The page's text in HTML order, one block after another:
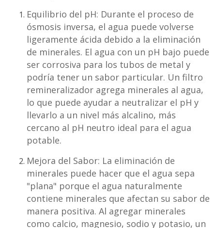
Equilibrio del pH: Durante el proceso de
ósmosis inversa, el agua puede volverse
ligeramente ácida debido a la eliminación
de minerales. El agua con un pH bajo puede
ser corrosiva para los tubos de metal y
podría tener un sabor particular. Un filtro
remineralizador agrega minerales al agua,
lo que puede ayudar a neutralizar el pH y
llevarlo a un nivel más alcalino, más
cercano al pH neutro ideal para el agua
potable.
Mejora del Sabor: La eliminación de
minerales puede hacer que el agua sepa
"plana" porque el agua naturalmente
contiene minerales que afectan su sabor de
manera positiva. Al agregar minerales
como calcio, magnesio, sodio y potasio, un